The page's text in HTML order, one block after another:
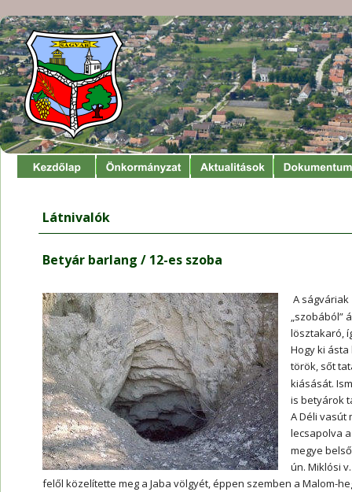
Látnivalók
Betyár barlang / 12-es szoba
A
„szobából”
lösztakaró,
Hogy ki
török, sőt
kiásását.
is betyárok
A Déli vasút
lecsapolva
megye
ún. Miklósi
felől közelítette meg a Jaba völgyét, éppen szemben a Malom-